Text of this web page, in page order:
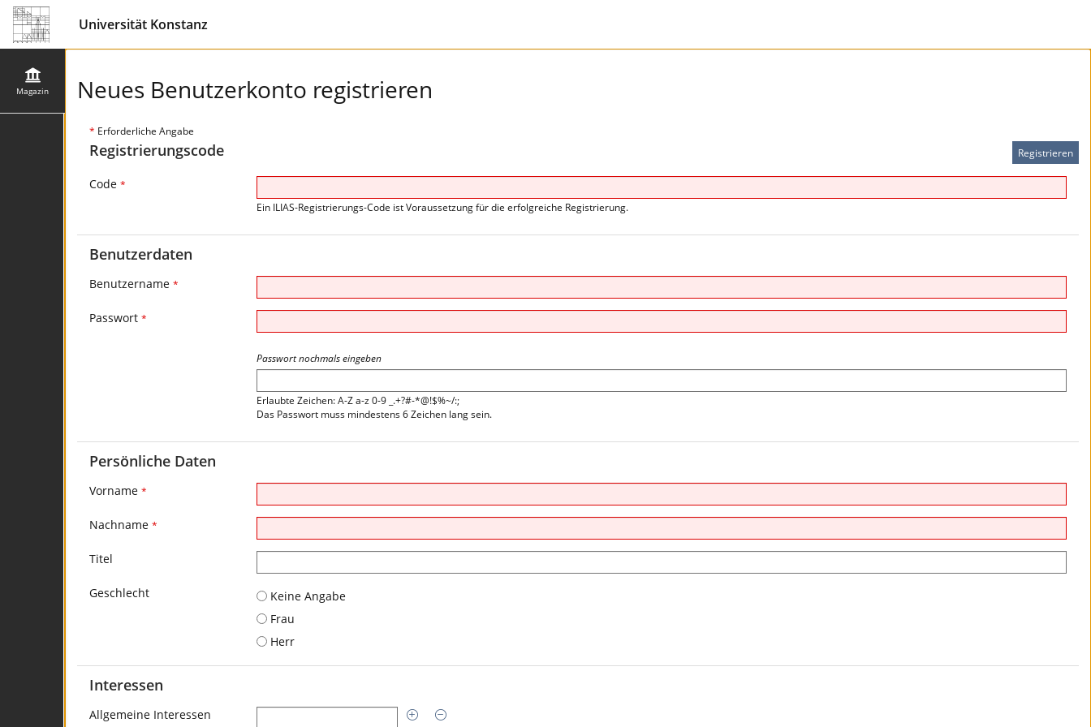
Universität Konstanz
Magazin Neues Benutzerkonto registrieren
* Erforderliche Angabe
Registrierungscode
Code *
Ein ILIAS-Registrierungs-Code ist Voraussetzung für die erfolgreiche Registrierung.
Benutzerdaten
Benutzername *
Passwort *
Passwort nochmals eingeben
Erlaubte Zeichen: A-Z a-z 0-9 _.+?#-*@!$%~/:;
Das Passwort muss mindestens 6 Zeichen lang sein.
Persönliche Daten
Vorname *
Nachname *
Titel
Geschlecht
Keine Angabe
Frau
Herr
Interessen
Allgemeine Interessen